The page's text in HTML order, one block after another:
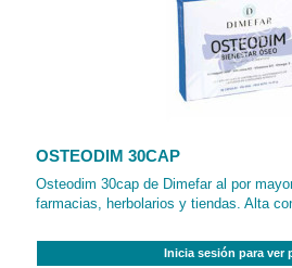
OSTEODIM 30CAP
Osteodim 30cap de Dimefar al por
farmacias, herbolarios y tiendas. Alta
Inicia sesión para ver